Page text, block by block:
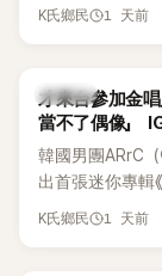
K氏鄉民 1 天前
K-POP
才來台參加金
當不了偶像」
韓國男團ARrC
出首張迷你專輯
張作品則是
K氏鄉民 1 天前